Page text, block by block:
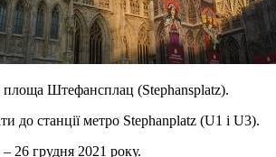
площа Штефансплац (Stephansplatz).
до станції метро Stephanplatz (U1 і U3).
26 грудня 2021 року.